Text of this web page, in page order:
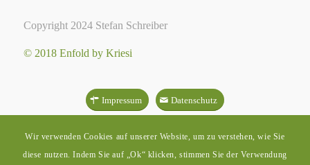
Copyright 2024 Stefan Schreiber
© 2018 Enfold by Kriesi
Impressum Datenschutz
Wir verwenden Cookies auf unserer Website, um zu verstehen, wie Sie
diese nutzen. Indem Sie auf „Ok“ klicken, stimmen Sie der Verwendung